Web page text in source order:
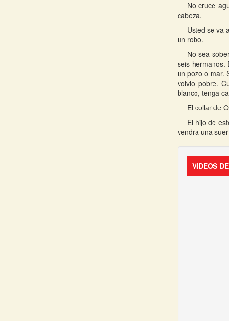
No cruce
cabeza.
Usted se va
un robo.
No sea
seis hermanos.
un pozo o mar.
volvio pobre.
blanco, tenga
El collar de
El hijo de
vendra una
VIDEOS